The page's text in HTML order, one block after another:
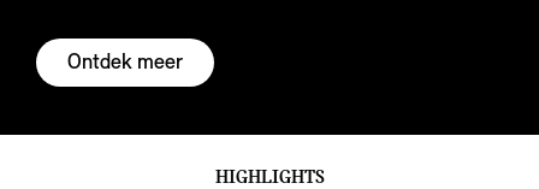
Ontdek meer
HIGHLIGHTS